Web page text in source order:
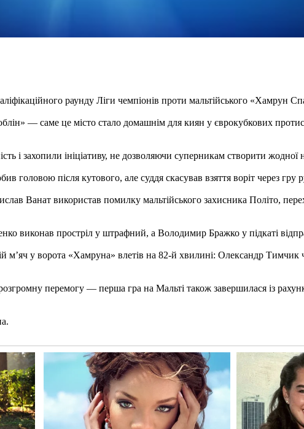
раунду Ліги чемпіонів проти мальтійського «Хамрун
— саме це місто стало домашнім для киян у єврокубкових
і захопили ініціативу, не дозволяючи суперникам створити жодної
головою після кутового, але суддя скасував взяття воріт через гру
Ванат використав помилку мальтійського захисника Політо,
виконав простріл у штрафний, а Володимир Бражко у підкаті
м’яч у ворота «Хамруна» влетів на 82-й хвилині: Олександр Тимчик
перемогу — перша гра на Мальті також завершилася із